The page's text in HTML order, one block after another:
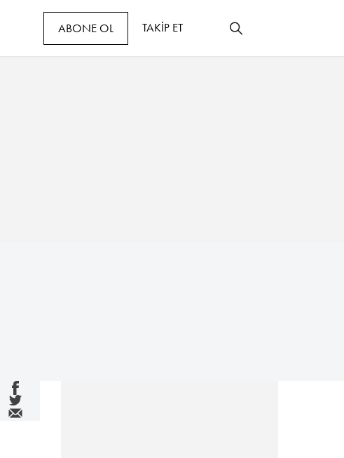
ABONE OL TAKİP ET